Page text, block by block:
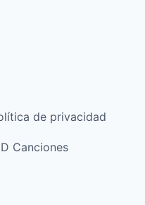
de privacidad
Canciones